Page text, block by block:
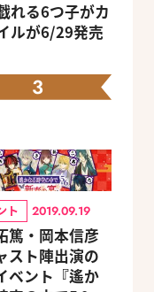
れる6つ子がカ
ルが6/29発売
3
ト 2019.09.19
篤・岡本信彦
スト陣出演の
ベント『遙か